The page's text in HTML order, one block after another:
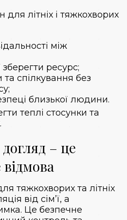
літніх і тяжкохворих
між
зберегти ресурс;
та спілкування без
близької людини.
теплі стосунки та
– це
тяжкохворих та літніх
від сім’ї, а
Це безпечне